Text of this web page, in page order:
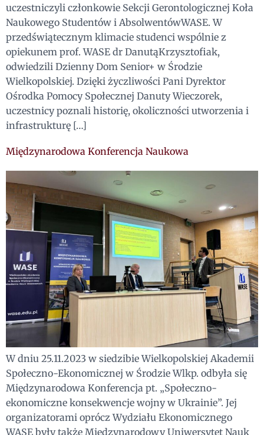
uczestniczyli członkowie Sekcji Gerontologicznej Koła
Naukowego Studentów i AbsolwentówWASE. W
przedświątecznym klimacie studenci wspólnie z
opiekunem prof. WASE dr DanutąKrzysztofiak,
odwiedzili Dzienny Dom Senior+ w Środzie
Wielkopolskiej. Dzięki życzliwości Pani Dyrektor
Ośrodka Pomocy Społecznej Danuty Wieczorek,
uczestnicy poznali historię, okoliczności utworzenia i
infrastrukturę […]
Międzynarodowa Konferencja Naukowa
W dniu 25.11.2023 w siedzibie Wielkopolskiej Akademii
Społeczno-Ekonomicznej w Środzie Wlkp. odbyła się
Międzynarodowa Konferencja pt. „Społeczno-
ekonomiczne konsekwencje wojny w Ukrainie”. Jej
organizatorami oprócz Wydziału Ekonomicznego
WASE były także Międzynarodowy Uniwersytet Nauk